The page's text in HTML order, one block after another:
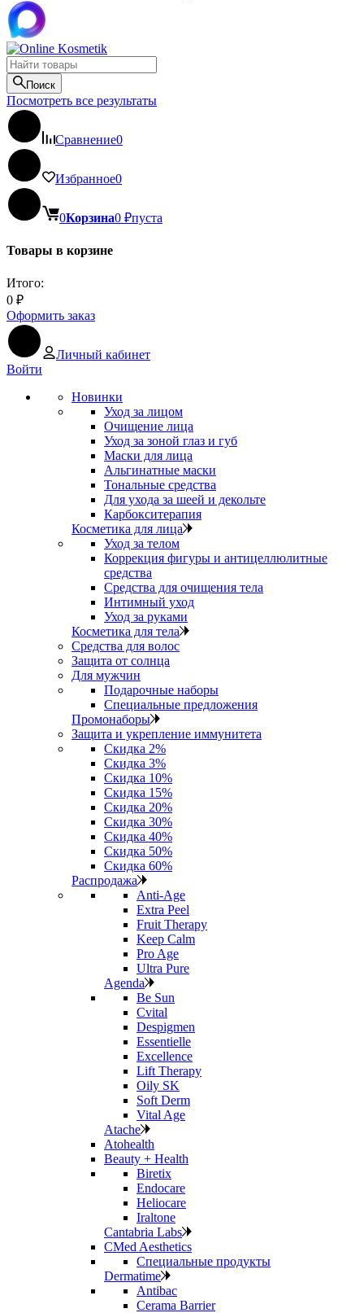
Поиск
Посмотреть все результаты
Сравнение0
Избранное0
0Корзина0 ₽пуста
Товары в корзине
Итого:
0 ₽
Оформить заказ
Личный кабинет
Войти
Новинки
Уход за лицом
Очищение лица
Уход за зоной глаз и губ
Маски для лица
Альгинатные маски
Тональные средства
Для ухода за шеей и декольте
Карбокситерапия
Косметика для лица
Уход за телом
Коррекция фигуры и антицеллюлитные
средства
Средства для очищения тела
Интимный уход
Уход за руками
Косметика для тела
Средства для волос
Защита от солнца
Для мужчин
Подарочные наборы
Специальные предложения
Промонаборы
Защита и укрепление иммунитета
Скидка 2%
Скидка 3%
Скидка 10%
Скидка 15%
Скидка 20%
Скидка 30%
Скидка 40%
Скидка 50%
Скидка 60%
Распродажа
Anti‑Age
Extra Peel
Fruit Therapy
Keep Calm
Pro Age
Ultra Pure
Agenda
Be Sun
Cvital
Despigmen
Essentielle
Excellence
Lift Therapy
Oily SK
Soft Derm
Vital Age
Atache
Atohealth
Beauty + Health
Biretix
Endocare
Heliocare
Iraltone
Cantabria Labs
CMed Aesthetics
Специальные продукты
Dermatime
Antibac
Cerama Barrier